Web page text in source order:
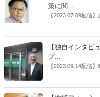
師の業務及び薬局の
ても出席していた
策に関...
【2023.07.09配信
厚労省「医薬品の
書がとりまとめら
厚労省医政局医薬産
情報企画課セルフ
公一氏や青山学院
【独自インタビ
プ...
【2023.09.14配信
員を「自民党神奈
候補の前提となる